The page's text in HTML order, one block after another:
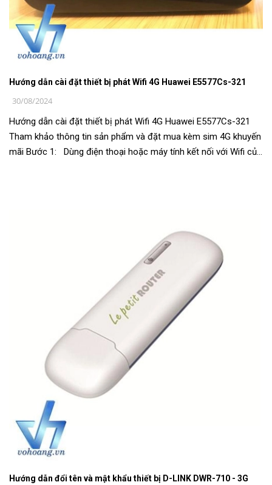
Hướng dẫn cài đặt thiết bị phát Wifi 4G Huawei E5577Cs-321
30/08/2024
Hướng dẫn cài đặt thiết bị phát Wifi 4G Huawei E5577Cs-321
Tham khảo thông tin sản phẩm và đặt mua kèm sim 4G khuyến
mãi Bước 1: Dùng điện thoại hoặc máy tính kết nối với Wifi của
Hướng dẫn đổi tên và mật khẩu thiết bị D-LINK DWR-710 - 3G